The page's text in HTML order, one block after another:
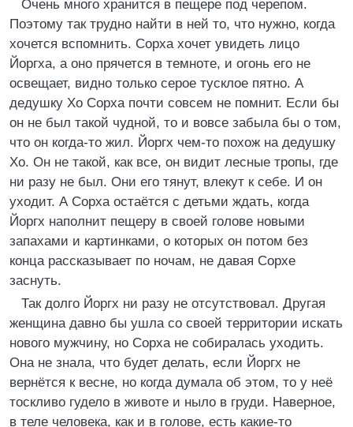
Очень много хранится в пещере под черепом.
Поэтому так трудно найти в ней то, что нужно, когда
хочется вспомнить. Сорха хочет увидеть лицо
Йоргха, а оно прячется в темноте, и огонь его не
освещает, видно только серое тусклое пятно. А
дедушку Хо Сорха почти совсем не помнит. Если бы
он не был такой чудной, то и вовсе забыла бы о том,
что он когда-то жил. Йоргх чем-то похож на дедушку
Хо. Он не такой, как все, он видит лесные тропы, где
ни разу не был. Они его тянут, влекут к себе. И он
уходит. А Сорха остаётся с детьми ждать, когда
Йоргх наполнит пещеру в своей голове новыми
запахами и картинками, о которых он потом без
конца рассказывает по ночам, не давая Сорхе
заснуть.
Так долго Йоргх ни разу не отсутствовал. Другая
женщина давно бы ушла со своей территории искать
нового мужчину, но Сорха не собиралась уходить.
Она не знала, что будет делать, если Йоргх не
вернётся к весне, но когда думала об этом, то у неё
тоскливо гудело в животе и ныло в груди. Наверное,
в теле человека, как и в голове, есть какие-то